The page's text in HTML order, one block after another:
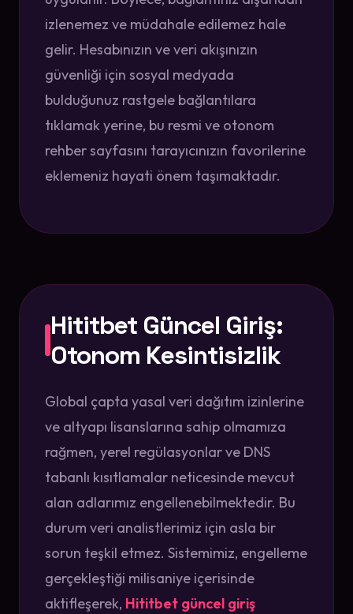
izlenemez ve müdahale edilemez hale
gelir. Hesabınızın ve veri akışınızın
güvenliği için sosyal medyada
bulduğunuz rastgele bağlantılara
tıklamak yerine, bu resmi ve otonom
rehber sayfasını tarayıcınızın favorilerine
eklemeniz hayati önem taşımaktadır.
Hititbet Güncel Giriş:
Otonom Kesintisizlik
Global çapta yasal veri dağıtım izinlerine
ve altyapı lisanslarına sahip olmamıza
rağmen, yerel regülasyonlar ve DNS
tabanlı kısıtlamalar neticesinde mevcut
alan adlarımız engellenebilmektedir. Bu
durum veri analistlerimiz için asla bir
sorun teşkil etmez. Sistemimiz, engelleme
gerçekleştiği milisaniye içerisinde
aktifleşerek, Hititbet güncel giriş